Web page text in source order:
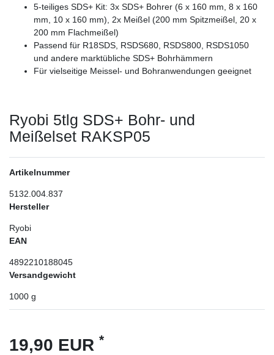
5-teiliges SDS+ Kit: 3x SDS+ Bohrer (6 x 160 mm, 8 x 160
mm, 10 x 160 mm), 2x Meißel (200 mm Spitzmeißel, 20 x
200 mm Flachmeißel)
Passend für R18SDS, RSDS680, RSDS800, RSDS1050
und andere marktübliche SDS+ Bohrhämmern
Für vielseitige Meissel- und Bohranwendungen geeignet
Ryobi 5tlg SDS+ Bohr- und
Meißelset RAKSP05
Artikelnummer
5132.004.837
Hersteller
Ryobi
EAN
4892210188045
Versandgewicht
1000 g
19,90 EUR *